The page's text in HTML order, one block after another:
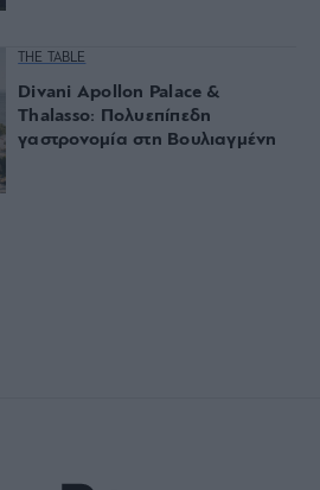
THE TABLE
Divani Apollon Palace &
Thalasso: Πολυεπίπεδη
γαστρονομία στη Βουλιαγμένη